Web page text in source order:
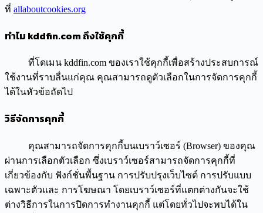
ที่ allaboutcookies.org
ทำไม kddfin.com ถึงใช้คุกกี้
ที่โดเมน kddfin.com ของเราใช้คุกกี้เพื่อสร้างประสบการณ์
ใช้งานที่ราบลื่นแก่คุณ คุณสามารถดูตัวเลือกในการจัดการคุกกี้
ได้ในหัวข้อถัดไป
วิธีจัดการคุกกี้
คุณสามารถจัดการคุกกี้บนเบราว์เซอร์ (Browser) ของคุณ
ผ่านการเลือกตัวเลือก ซึ่งเบราว์เซอร์สามารถจัดการคุกกี้ที่
เกี่ยวข้องกับ ฟังก์ชั่นพื้นฐาน การปรับปรุงเว็บไซต์ การปรับแบบ
เฉพาะตัวและ การโฆษณา โดยเบราว์เซอร์ที่แตกต่างกันจะใช้
ต่างวิธีการในการปิดการทำงานคุกกี้ แต่โดยทั่วไปจะพบได้ใน